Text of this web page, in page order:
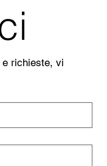
e richieste, vi